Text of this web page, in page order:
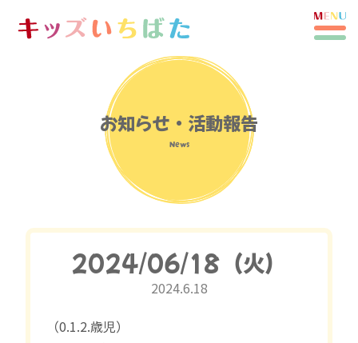
お知らせ・活動報告
News
2024/06/18（火）
2024.6.18
（0.1.2.歳児）